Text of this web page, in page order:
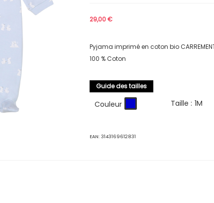
29,00€
Pyjama imprimé en coton bio CARREMENT
100 % Coton
Guide des tailles
Couleur Taille : 1M
EAN:3143169612831